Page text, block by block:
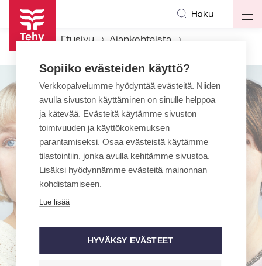
Hyppää
pääsisältöön
Haku
Etusivu
Ajankohtaista
Sopiiko evästeiden käyttö?
Verkkopalvelumme hyödyntää evästeitä. Niiden
avulla sivuston käyttäminen on sinulle helppoa
ja kätevää. Evästeitä käytämme sivuston
toimivuuden ja käyttökokemuksen
parantamiseksi. Osaa evästeistä käytämme
tilastointiin, jonka avulla kehitämme sivustoa.
Lisäksi hyödynnämme evästeitä mainonnan
kohdistamiseen.
Lue lisää
HYVÄKSY EVÄSTEET